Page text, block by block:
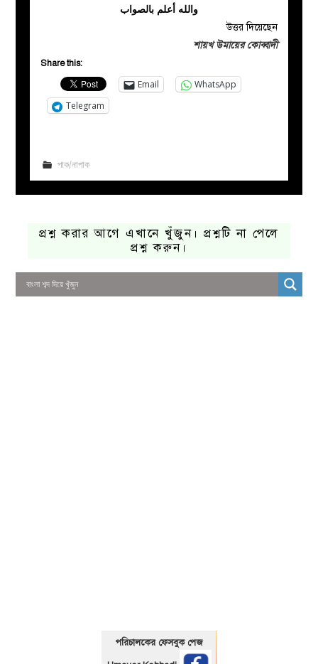
والله أعلم بالصواب
উত্তর দিয়েছেন
শায়খ উমায়ের কোব্বাদী
Share this:
Email
WhatsApp
Telegram
পাক/নাপাক
প্রশ্ন করার আগে এখানে খুঁজুন। প্রশ্নটি না পেলে
প্রশ্ন করুন।
পরিচালকের ফেসবুক পেজ